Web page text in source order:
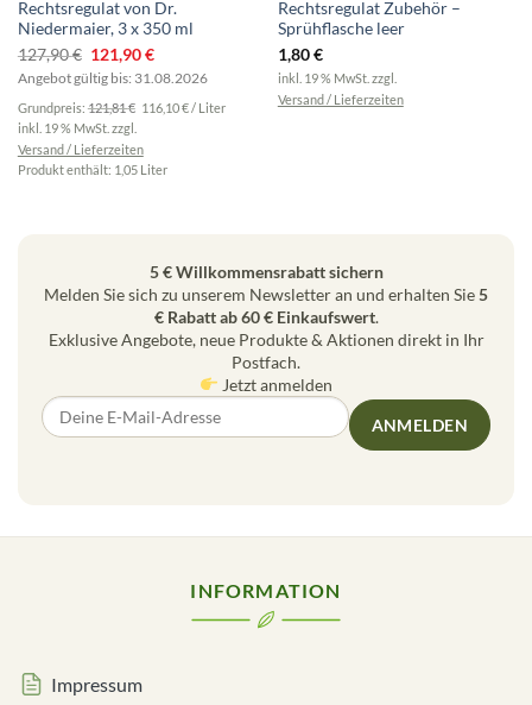
Rechtsregulat von Dr.
Niedermaier, 3 x 350 ml
127,90€ Ursprünglicher
Preis
war:
127,90 €
121,90€Aktueller
Preis
ist:
Angebot gültig bis: 31.08.2026
Grundpreis: 121,81€ 116,10€/ Liter
inkl. 19 % MwSt. zzgl.
Versand / Lieferzeiten
Produkt enthält: 1,05 Liter
Rechtsregulat Zubehör –
Sprühflasche leer
1,80€
inkl. 19 % MwSt. zzgl.
Versand / Lieferzeiten
5 € Willkommensrabatt sichern
Melden Sie sich zu unserem Newsletter an und erhalten Sie5
€ Rabatt ab 60 € Einkaufswert.
Exklusive Angebote, neue Produkte & Aktionen direkt in Ihr
Postfach.
Jetzt anmelden
ANMELDEN
INFORMATION
Impressum